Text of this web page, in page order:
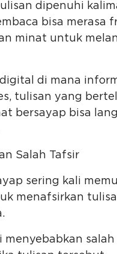
dipenuhi
bisa merasa
minat untuk
di mana
tulisan yang
bersayap bisa
Salah Tafsir
sering kali
menafsirkan
menyebabkan salah